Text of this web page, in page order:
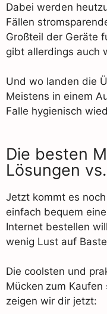
Dabei werden
Fällen
Großteil der Geräte
gibt allerdings auch
Und wo landen die
Meistens in einem
Falle hygienisch
Die besten
Lösungen
Jetzt kommt es
einfach bequem
Internet bestellen
wenig Lust auf
Die coolsten und
Mücken zum Kaufen
zeigen wir dir jetzt: